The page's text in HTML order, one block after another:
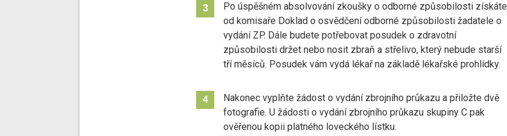
3
Po úspěšném absolvování zkoušky o odborné způsobilosti získáte
od komisaře Doklad o osvědčení odborné způsobilosti žadatele o
vydání ZP. Dále budete potřebovat posudek o zdravotní
způsobilosti držet nebo nosit zbraň a střelivo, který nebude starší
tří měsíců. Posudek vám vydá lékař na základě lékařské prohlídky.
4
Nakonec vyplňte žádost o vydání zbrojního průkazu a přiložte dvě
fotografie. U žádosti o vydání zbrojního průkazu skupiny C pak
ověřenou kopii platného loveckého lístku.